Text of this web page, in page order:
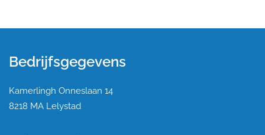
Bedrijfsgegevens
Kamerlingh Onneslaan 14
8218 MA Lelystad